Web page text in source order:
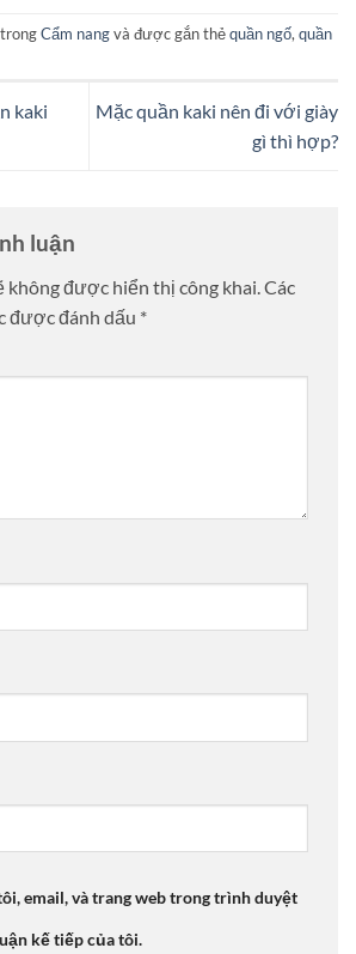
Cẩm nangvà được gắn thẻquần ngố,quần
kaki
Mặc quần kaki nên đi với giày
gì thì hợp?
luận
không được hiển thị công khai.Các
được đánh dấu *
email, và trang web trong trình duyệt
kế tiếp của tôi.